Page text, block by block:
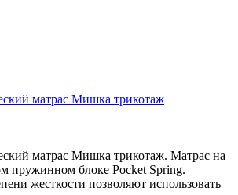
матрас Мишка трикотаж
матрас Мишка трикотаж. Матрас на
пружинном блоке Pocket Spring.
жесткости позволяют использовать